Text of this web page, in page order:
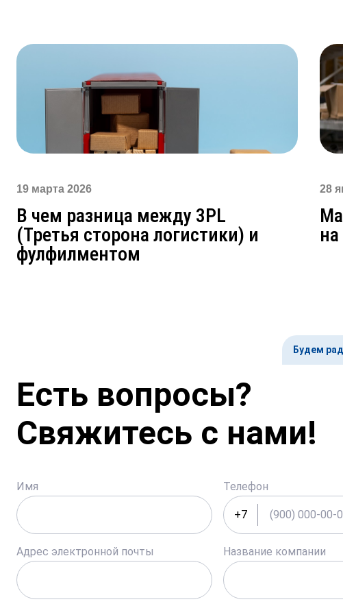
19 марта 2026
В чем разница между 3PL
(Третья сторона логистики) и
фулфилментом
28
Будем
Есть вопросы?
Свяжитесь с нами!
Имя Телефон
+7
Адрес электронной почты Название компании